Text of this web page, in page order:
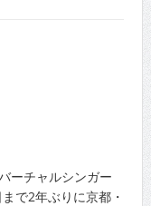
ーチャルシンガー
で2年ぶりに京都・